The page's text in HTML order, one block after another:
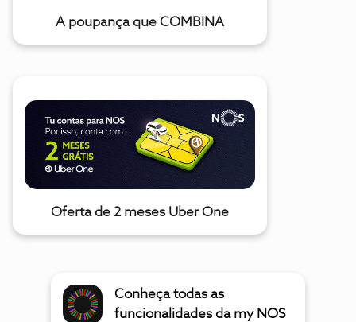
A poupança que COMBINA
Oferta de 2 meses Uber One
Conheça todas as
funcionalidades da my NOS